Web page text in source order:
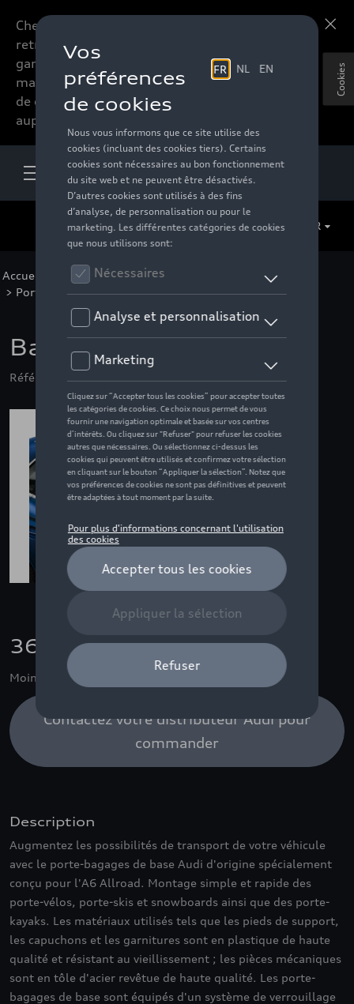
Chers accessoires-lovers,
retrouvez dorénavant toute la
gamme d’accessoires de votre
marque préférée sous forme
de catalogue à commander
auprès de votre distributeur.
FR
Accueil Pour votre Audi >
Porte-tout
> Porte-tout > Détail
Barres de toit
Référence: 4K9071151L
360,00 €
Moins de 5 pcs disponibles.
Contactez votre distributeur Audi pour
commander
Description
Augmentez les possibilités de transport de votre véhicule
avec le porte-bagages de base Audi d'origine spécialement
conçu pour l'A6 Allroad. Montage simple et rapide des
porte-vélos, porte-skis et snowboards ainsi que des porte-
kayaks. Les matériaux utilisés tels que les pieds de support,
les capuchons et les garnitures sont en plastique de haute
qualité et résistant au vieillissement ; les pièces mécaniques
sont en tôle d'acier revêtue de haute qualité. Les porte-
bagages de base sont équipés d'un système de verrouillage
Cookies